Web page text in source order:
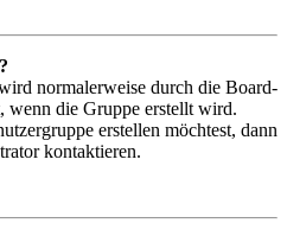
normalerweise durch die Board-
wenn die Gruppe erstellt wird.
erstellen möchtest, dann
kontaktieren.